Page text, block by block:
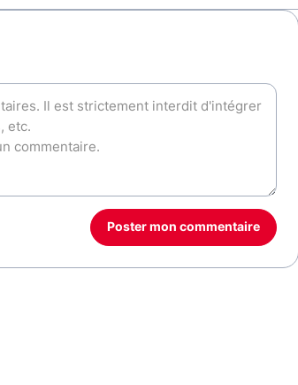
Poster mon commentaire